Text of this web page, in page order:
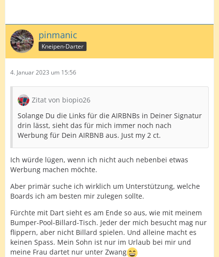
pinmanic
Kneipen-Darter
4. Januar 2023 um 15:56
Zitat von biopio26
Solange Du die Links für die AIRBNBs in Deiner Signatur
drin lässt, sieht das für mich immer noch nach
Werbung für Dein AIRBNB aus. Just my 2 ct.
Ich würde lügen, wenn ich nicht auch nebenbei etwas
Werbung machen möchte.
Aber primär suche ich wirklich um Unterstützung, welche
Boards ich am besten mir zulegen sollte.
Fürchte mit Dart sieht es am Ende so aus, wie mit meinem
Bumper-Pool-Billard-Tisch. Jeder der mich besucht mag nur
flippern, aber nicht Billard spielen. Und alleine macht es
keinen Spass. Mein Sohn ist nur im Urlaub bei mir und
meine Frau dartet nur unter Zwang